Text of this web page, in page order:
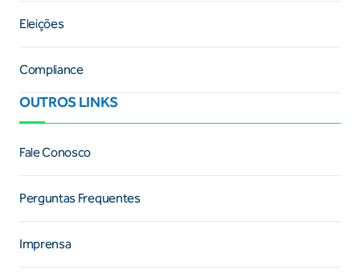
Eleições
Compliance
OUTROS LINKS
Fale Conosco
Perguntas Frequentes
Imprensa